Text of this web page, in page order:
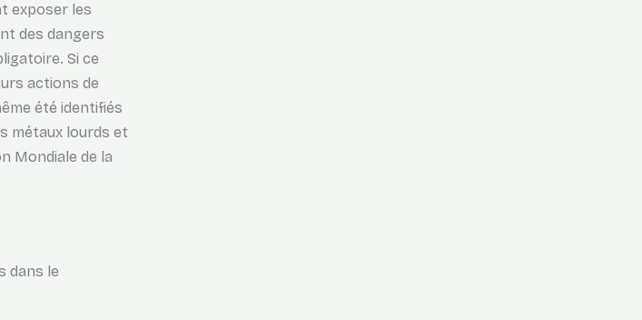
exposer les
des dangers
Si ce
actions de
été identifiés
métaux lourds et
Mondiale de la
dans le